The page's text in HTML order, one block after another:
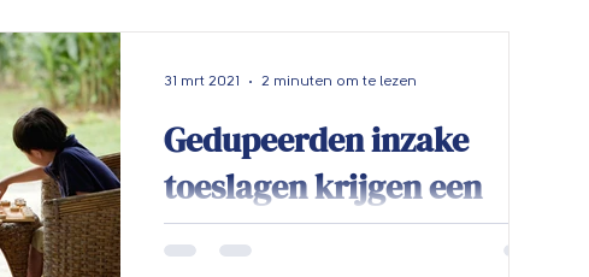
thema! Op...
Gedupeerden inzake
toeslagen krijgen een
afkoelingsjaar
31 mrt 2021 2 minuten om te lezen